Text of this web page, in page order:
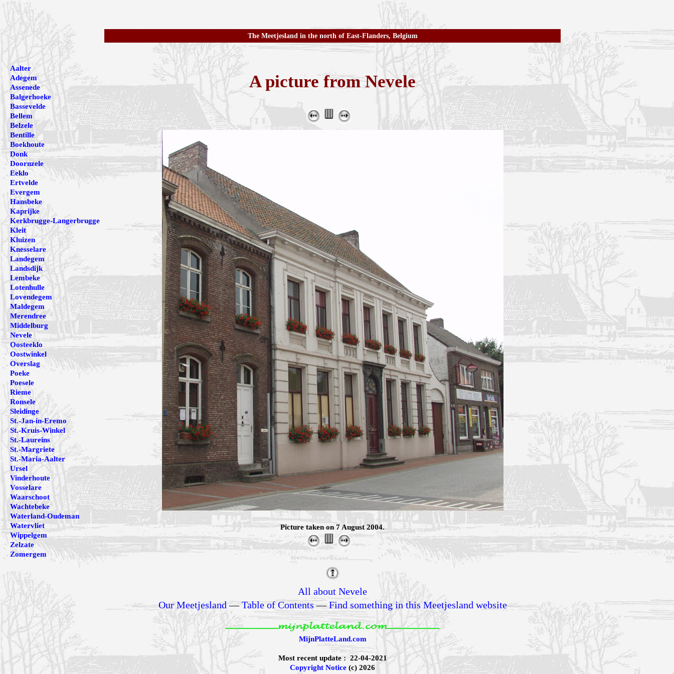
The Meetjesland in the north of East-Flanders, Belgium
A picture from Nevele
Picture taken on 7 August 2004.
All about Nevele
Our Meetjesland—Table of Contents—Find something in this Meetjesland website
MijnPlatteLand.com
Most recent update : 22-04-2021
Copyright Notice (c) 2026
Aalter
Adegem
Assenede
Balgerhoeke
Bassevelde
Bellem
Belzele
Bentille
Boekhoute
Donk
Doornzele
Eeklo
Ertvelde
Evergem
Hansbeke
Kaprijke
Kerkbrugge-Langerbrugge
Kleit
Kluizen
Knesselare
Landegem
Landsdijk
Lembeke
Lotenhulle
Lovendegem
Maldegem
Merendree
Middelburg
Nevele
Oosteeklo
Oostwinkel
Overslag
Poeke
Poesele
Rieme
Ronsele
Sleidinge
St.-Jan-in-Eremo
St.-Kruis-Winkel
St.-Laureins
St.-Margriete
St.-Maria-Aalter
Ursel
Vinderhoute
Vosselare
Waarschoot
Wachtebeke
Waterland-Oudeman
Watervliet
Wippelgem
Zelzate
Zomergem